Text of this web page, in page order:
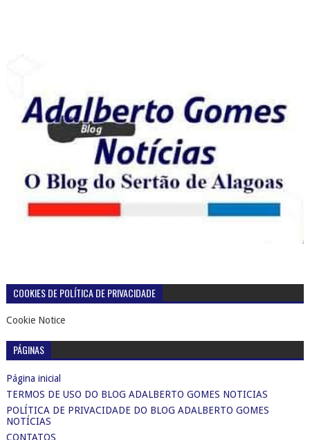
COOKIES DE POLÍTICA DE PRIVACIDADE
Cookie Notice
PÁGINAS
Página inicial
TERMOS DE USO DO BLOG ADALBERTO GOMES NOTICIAS
POLÍTICA DE PRIVACIDADE DO BLOG ADALBERTO GOMES
NOTÍCIAS
CONTATOS